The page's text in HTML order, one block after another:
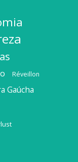
Réveillon
Gaúcha